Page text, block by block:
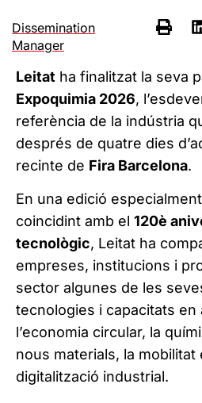
Dissemination
Manager
Leitat ha finalitzat la seva
Expoquimia 2026,
referència de la indústria
després de quatre dies
recinte de Fira Barcelona.
En una edició
coincidint amb el 120è
tecnològic, Leitat ha
empreses, institucions i
sector algunes de les
tecnologies i capacitats en
l’economia circular, la
nous materials, la mobilitat
digitalització industrial.